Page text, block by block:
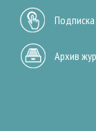
Подписка
Архив